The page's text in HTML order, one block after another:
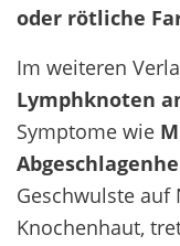
oder rötliche
Im weiteren
Lymphknoten
Symptome wie
Geschwulste
Knochenhaut,